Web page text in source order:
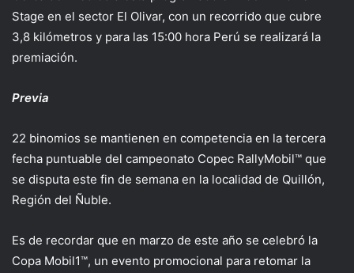
Stage en el sector El Olivar, con un recorrido que cubre
3,8 kilómetros y para las 15:00 hora Perú se realizará la
premiación.
Previa
22 binomios se mantienen en competencia en la tercera
fecha puntuable del campeonato Copec RallyMobil™ que
se disputa este fin de semana en la localidad de Quillón,
Región del Ñuble.
Es de recordar que en marzo de este año se celebró la
Copa Mobil1™, un evento promocional para retomar la